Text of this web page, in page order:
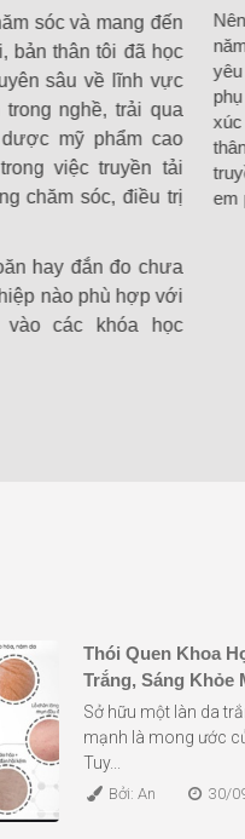
sóc và mang đến
bản thân tôi đã học
sâu về lĩnh vực
nghề, trải qua
mỹ phẩm cao
việc truyền tải
chăm sóc, điều trị
hay đắn đo chưa
nào phù hợp với
các khóa học
em
Thói Quen Khoa
Trắng, Sáng Khỏe
Sở hữu một làn da
mạnh là mong ước
Tuy...
Bởi: An 30/